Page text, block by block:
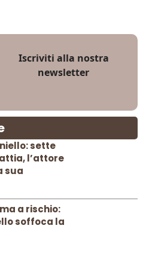
Iscriviti alla nostra
newsletter
sette
l’attore
sua
a rischio:
soffoca la